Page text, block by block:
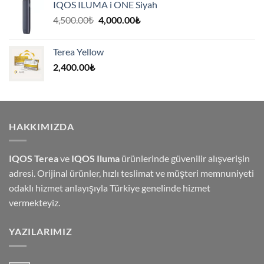
IQOS ILUMA i ONE Siyah
4,500.00₺ Orijinal
4,000.00₺Şu
Terea Yellow
2,400.00₺
HAKKIMIZDA
IQOS Tereave IQOS Iluma ürünlerinde güvenilir alışverişin
adresi. Orijinal ürünler, hızlı teslimat ve müşteri memnuniyeti
odaklı hizmet anlayışıyla Türkiye genelinde hizmet
vermekteyiz.
YAZILARIMIZ